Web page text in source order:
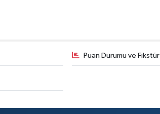
Puan Durumu ve Fikstür